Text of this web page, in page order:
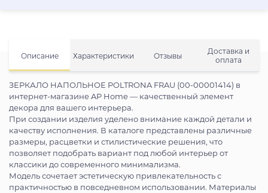
Описание Характеристики Отзывы
Доставка и
оплата
ЗЕРКАЛО НАПОЛЬНОЕ POLTRONA FRAU (00-00001414) в
интернет-магазине AP Home — качественный элемент
декора для вашего интерьера.
При создании изделия уделено внимание каждой детали и
качеству исполнения. В каталоге представлены различные
размеры, расцветки и стилистические решения, что
позволяет подобрать вариант под любой интерьер от
классики до современного минимализма.
Модель сочетает эстетическую привлекательность с
практичностью в повседневном использовании. Материалы